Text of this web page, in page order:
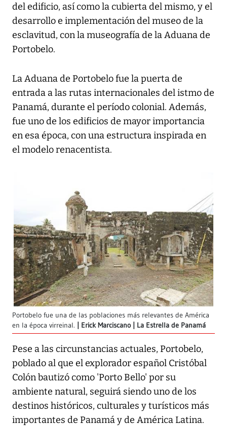
del edificio, así como la cubierta del mismo, y el
desarrollo e implementación del museo de la
esclavitud, con la museografía de la Aduana de
Portobelo.
La Aduana de Portobelo fue la puerta de
entrada a las rutas internacionales del istmo de
Panamá, durante el período colonial. Además,
fue uno de los edificios de mayor importancia
en esa época, con una estructura inspirada en
el modelo renacentista.
Portobelo fue una de las poblaciones más relevantes de América
en la época virreinal.
Erick Marciscano | La Estrella de Panamá
Pese a las circunstancias actuales, Portobelo,
poblado al que el explorador español Cristóbal
Colón bautizó como 'Porto Bello' por su
ambiente natural, seguirá siendo uno de los
destinos históricos, culturales y turísticos más
importantes de Panamá y de América Latina.